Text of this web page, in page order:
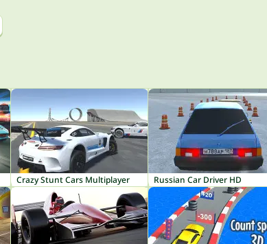
Crazy Stunt Cars Multiplayer Russian Car Driver HD